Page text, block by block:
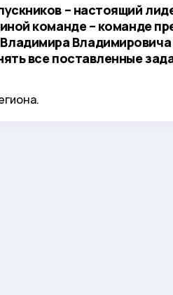
– настоящий
команде – команде
Владимировича
все поставленные